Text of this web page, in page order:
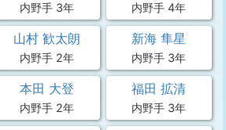
内野手 3年 内野手 4年
山村 歓太朗
内野手 2年
新海 隼星
内野手 3年
本田 大登
内野手 2年
福田 拡清
内野手 3年